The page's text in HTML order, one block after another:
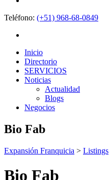
Teléfono: (+51) 968-68-0849
Inicio
Directorio
SERVICIOS
Noticias
Actualidad
Blogs
Negocios
Bio Fab
Expansión Franquicia > Listings
Bio Fab